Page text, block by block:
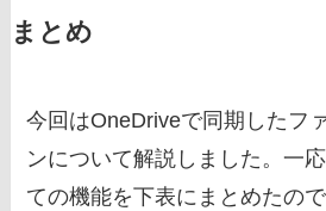
まとめ
今回はOneDriveで同期したフ
ンについて解説しました。一
ての機能を下表にまとめたの